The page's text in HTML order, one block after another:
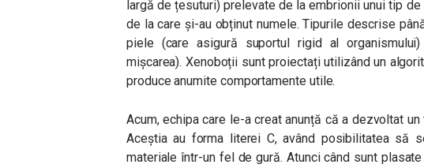
largă de țesuturi) prelevate de la embrionii unui tip
de la care și-au obținut numele. Tipurile descrise
piele (care asigură suportul rigid al
mișcarea). Xenoboții sunt proiectați utilizând un
produce anumite comportamente utile.
Acum, echipa care le-a creat anunță că a dezvoltat
Aceștia au forma literei C, având posibilitatea să
materiale într-un fel de gură. Atunci când sunt